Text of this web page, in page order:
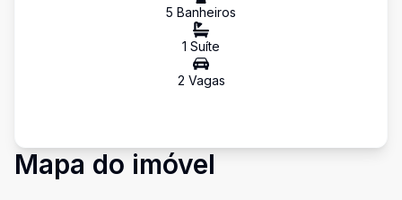
5 Banheiros
1 Suíte
2 Vagas
Mapa do imóvel